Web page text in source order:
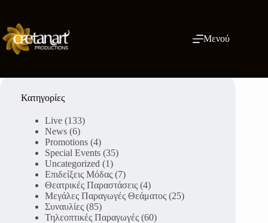
περιεχόμενο
Μενού
Κατηγορίες
Live (133)
News (6)
Promotions (4)
Special Events (35)
Uncategorized (1)
Επιδείξεις Μόδας (7)
Θεατρικές Παραστάσεις (4)
Μεγάλες Παραγωγές Θεάματος (25)
Συναυλίες (85)
Τηλεοπτικές Παραγωγές (60)